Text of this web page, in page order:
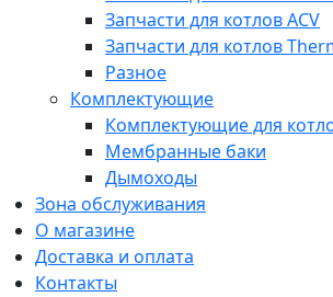
Запчасти для котлов ACV
Запчасти для котлов
Разное
Комплектующие
Комплектующие для
Мембранные баки
Дымоходы
Зона обслуживания
О магазине
Доставка и оплата
Контакты